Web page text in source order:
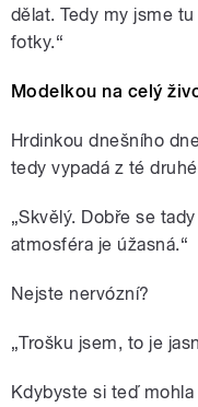
dělat. Tedy my jsme
fotky.“
Modelkou na celý
Hrdinkou dnešního
tedy vypadá z té
„Skvělý. Dobře se
atmosféra je úžasná.“
Nejste nervózní?
„Trošku jsem, to je
Kdybyste si teď